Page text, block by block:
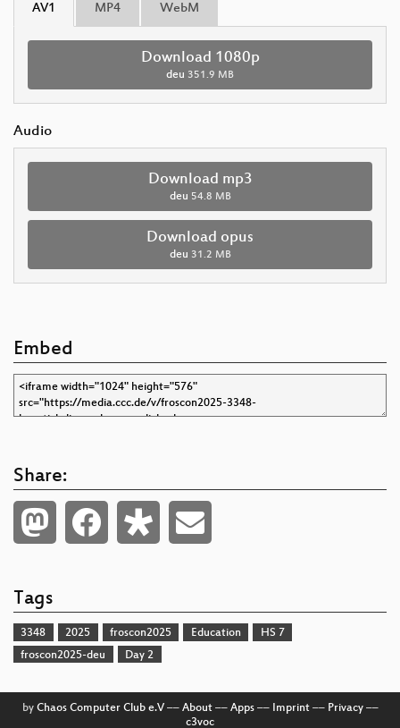
AV1 MP4 WebM
Download 1080p
deu 351.9 MB
Audio
Download mp3
deu 54.8 MB
Download opus
deu 31.2 MB
Embed
Share:
Tags
3348 2025 froscon2025 Education
HS 7
froscon2025-deu
Day 2
by Chaos Computer Club e.V–– About–– Apps–– Imprint–– Privacy––
c3voc